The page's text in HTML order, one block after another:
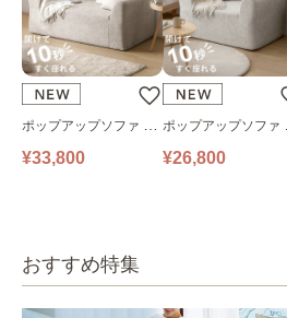
ポップアップソファ ソ
ファ フロアソファ 幅14
¥33,800
ポップアップソファ
ファ フロアソファ 幅
¥26,800
おすすめ特集